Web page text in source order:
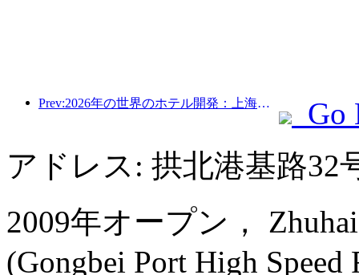
Prev:2026年の世界のホテル開発：上海が新規客室増設で首位
Go
アドレス: 拱北港基路32
2009年オープン，
(Gongbei Port High Speed